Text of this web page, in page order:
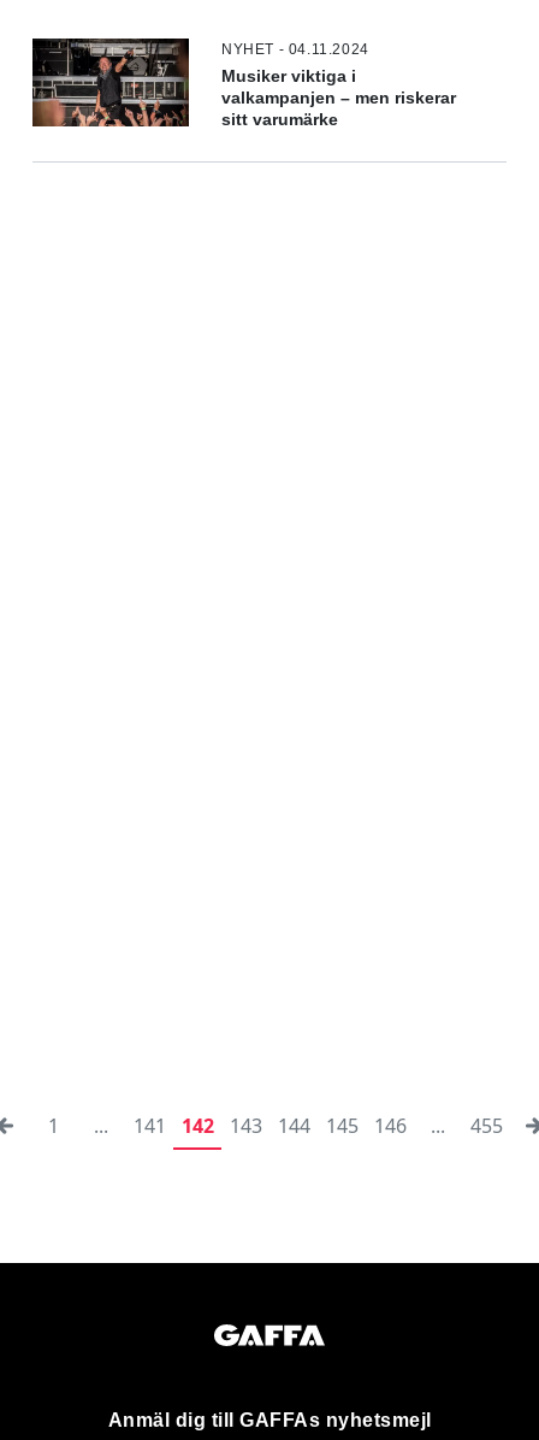
NYHET - 04.11.2024
Musiker viktiga i
valkampanjen – men riskerar
sitt varumärke
1 ... 141 142 143 144 145 146 ... 455
Anmäl dig till GAFFAs nyhetsmejl